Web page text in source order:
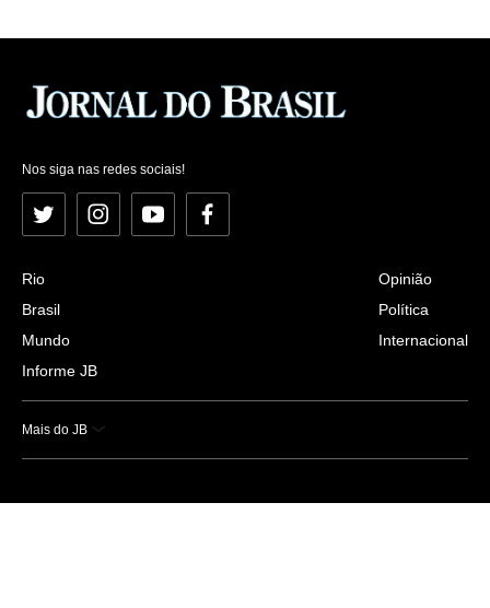
Nos siga nas redes sociais!
Twitter InstagramYouTubeFacebook
Rio
Brasil
Mundo
Informe JB
Opinião
Política
Internacional
Mais do JB
Esportes